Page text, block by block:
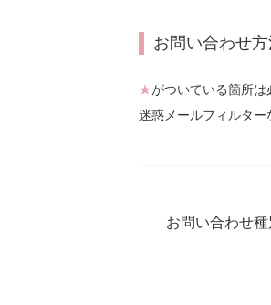
お問い合わせ
★がついている箇所は
迷惑メールフィルター
お問い合わせ種